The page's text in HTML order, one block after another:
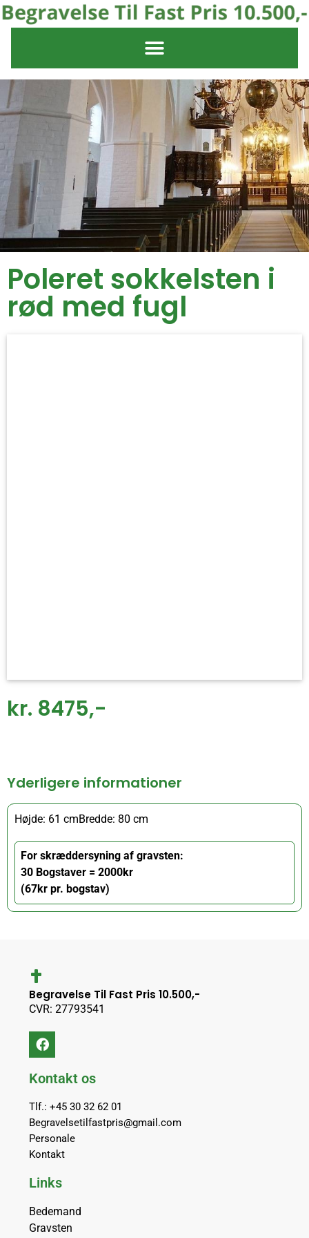
Poleret sokkelsten i
rød med fugl
kr. 8475,-
Yderligere informationer
Højde: 61 cmBredde: 80 cm
For skræddersyning af gravsten:
30 Bogstaver = 2000kr
(67kr pr. bogstav)
Begravelse Til Fast Pris 10.500,-
CVR: 27793541
Kontakt os
Tlf.: +45 30 32 62 01
Begravelsetilfastpris@gmail.com
Personale
Kontakt
Links
Bedemand
Gravsten